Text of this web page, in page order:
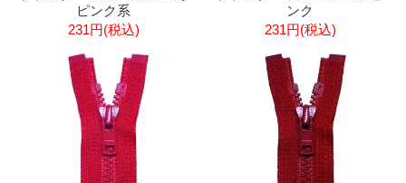
ピンク系
231円(税込)
ンク
231円(税込)